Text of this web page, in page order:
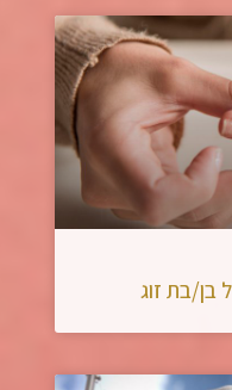
בת זוג